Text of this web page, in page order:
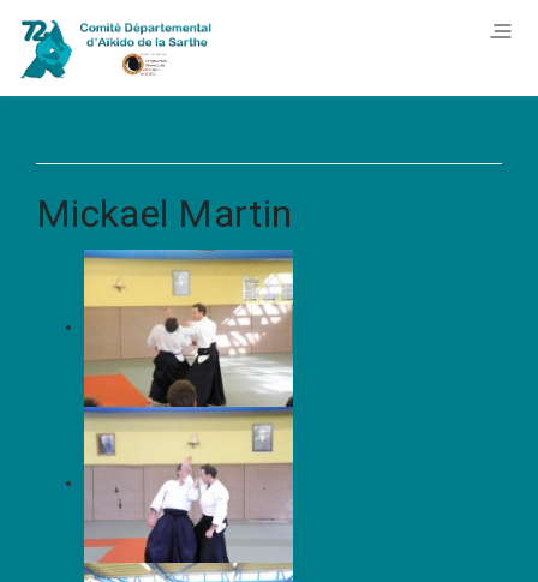
Mickael Martin